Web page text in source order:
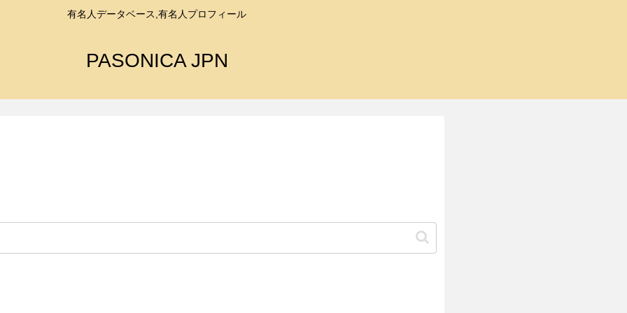
有名人データベース,有名人プロフィール
PASONICA JPN